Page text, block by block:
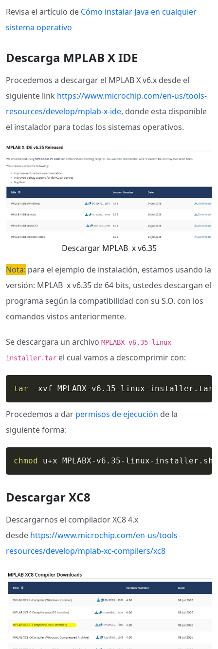
Revisa el artículo de Cómo instalar Java en cualquier
sistema operativo
Descarga MPLAB X IDE
Procedemos a descargar el MPLAB X v6.x desde el
siguiente link https://www.microchip.com/en-us/tools-
resources/develop/mplab-x-ide, donde esta disponible
el instalador para todas los sistemas operativos.
Descargar MPLAB x v6.35
Nota: para el ejemplo de instalación, estamos usando la
versión: MPLAB x v6.35 de 64 bits, ustedes descargan el
programa según la compatibilidad con su S.O. con los
comandos vistos anteriormente.
Se descargara un archivo MPLABX-v6.35-linux-
installer.tar el cual vamos a descomprimir con:
tar -xvf MPLABX-v6.35-linux-installer.tar
Procedemos a dar permisos de ejecución de la
siguiente forma:
chmod
Descargar XC8
Descargarnos el compilador XC8 4.x
desde https://www.microchip.com/en-us/tools-
resources/develop/mplab-xc-compilers/xc8